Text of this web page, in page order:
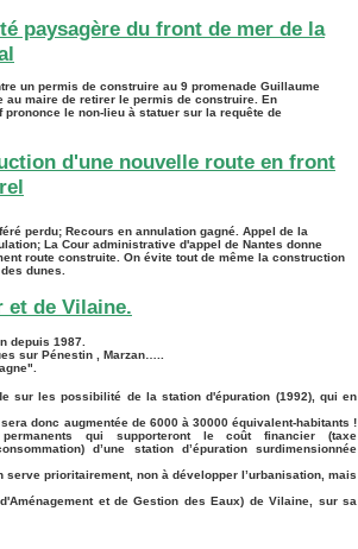
paysagère du front de mer de la
un permis de construire au 9 promenade Guillaume
au maire de retirer le permis de construire. En
le non-lieu à statuer sur la requête de
d'une nouvelle route en front
perdu; Recours en annulation gagné. Appel de la
La Cour administrative d'appel de Nantes donne
route construite. On évite tout de même la construction
dunes.
et de Vilaine.
depuis 1987.
sur Pénestin , Marzan…..
sur les possibilité de la station d'épuration (1992), qui en
donc augmentée de 6000 à 30000 équivalent-habitants !
qui supporteront le coût financier (taxe
d’une station d’épuration surdimensionnée
serve prioritairement, non à développer l’urbanisation, mais
et de Gestion des Eaux) de Vilaine, sur sa